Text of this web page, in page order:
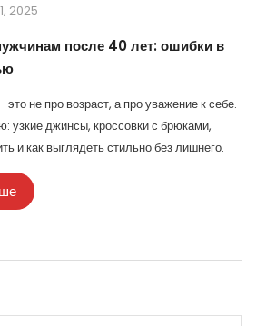
2025
после 40 лет: ошибки в
не про возраст, а про уважение к себе.
узкие джинсы, кроссовки с брюками,
и как выглядеть стильно без лишнего.